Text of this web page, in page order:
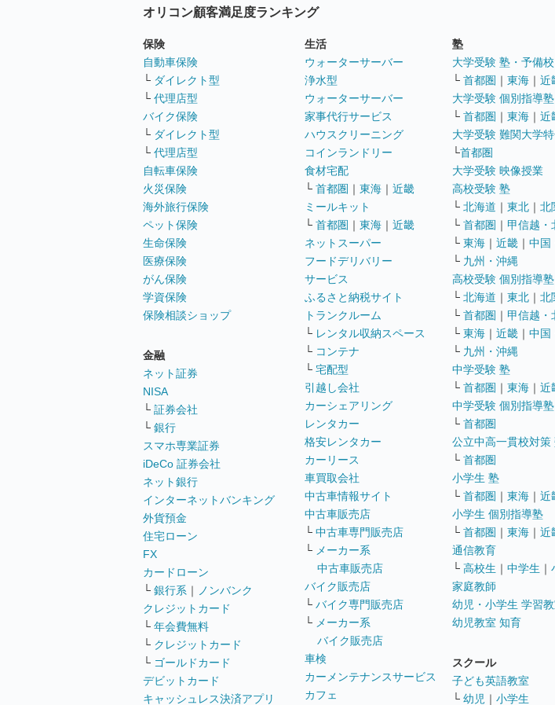
オリコン顧客満足度ランキング
保険
自動車保険
└ ダイレクト型
└ 代理店型
バイク保険
└ ダイレクト型
└ 代理店型
自転車保険
火災保険
海外旅行保険
ペット保険
生命保険
医療保険
がん保険
学資保険
保険相談ショップ
金融
ネット証券
NISA
└ 証券会社
└ 銀行
スマホ専業証券
iDeCo 証券会社
ネット銀行
インターネットバンキング
外貨預金
住宅ローン
FX
カードローン
└ 銀行系 ｜
ノンバンク
クレジットカード
└ 年会費無料
└ クレジットカード
└ ゴールドカード
デビットカード
キャッシュレス決済アプリ
生活
ウォーターサーバー
浄水型
ウォーターサーバー
家事代行サービス
ハウスクリーニング
コインランドリー
食材宅配
└ 首都圏 ｜ 東海 ｜ 近畿
ミールキット
└ 首都圏 ｜ 東海 ｜ 近畿
ネットスーパー
フードデリバリー
サービス
ふるさと納税サイト
トランクルーム
└ レンタル収納スペース
└ コンテナ
└ 宅配型
引越し会社
カーシェアリング
レンタカー
格安レンタカー
カーリース
車買取会社
中古車情報サイト
中古車販売店
└ 中古車専門販売店
└ メーカー系
中古車販売店
バイク販売店
└ バイク専門販売店
└ メーカー系
バイク販売店
車検
カーメンテナンスサービス
カフェ
塾
大学受験 塾・予備
└ 首都圏 ｜ 東海 ｜ 近
大学受験 個別指導
└ 首都圏 ｜ 東海 ｜ 近
大学受験 難関大学
└首都圏
大学受験 映像授業
高校受験 塾
└ 北海道 ｜ 東北 ｜ 北
└ 首都圏 ｜ 甲信越・
└ 東海 ｜ 近畿 ｜ 中国
└ 九州・沖縄
高校受験 個別指導塾
└ 北海道 ｜ 東北 ｜ 北
└ 首都圏 ｜ 甲信越・
└ 東海 ｜ 近畿 ｜ 中国
└ 九州・沖縄
中学受験 塾
└ 首都圏 ｜ 東海 ｜ 近
中学受験 個別指導塾
└ 首都圏
公立中高一貫校対策
└ 首都圏
小学生 塾
└ 首都圏 ｜ 東海 ｜ 近
小学生 個別指導塾
└ 首都圏 ｜ 東海 ｜ 近
通信教育
└ 高校生 ｜ 中学生 ｜
家庭教師
幼児・小学生 学習
幼児教室 知育
スクール
子ども英語教室
└ 幼児 ｜ 小学生